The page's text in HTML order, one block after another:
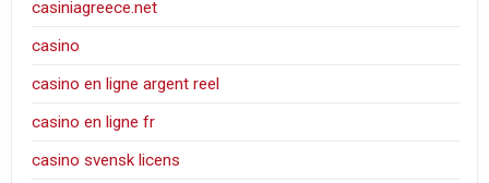
casiniagreece.net
casino
casino en ligne argent reel
casino en ligne fr
casino svensk licens